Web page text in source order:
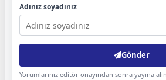
Adınız soyadınız
Gönder
Yorumlarınız editör onayından sonra yayına